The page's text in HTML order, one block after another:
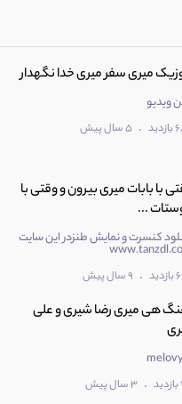
میری سفر میری خدا نگهدار
ویدیو
. 5 سال پیش
با بابات میری بیرون و وقتی با
...
کنسرت و نمایش طنزدر این سایت
. 9 سال پیش
هی میری رضا شیری و علی
. 3 سال پیش